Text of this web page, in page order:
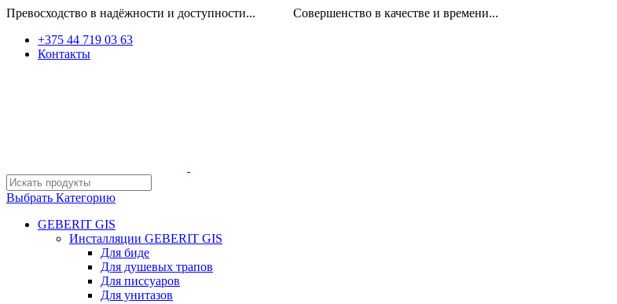
Превосходство в надёжности и доступности... Совершенство в качестве и времени...
+375 44 719 03 63
Контакты
Выбрать Категорию
GEBERIT GIS
Инсталляции GEBERIT GIS
Для биде
Для душевых трапов
Для писсуаров
Для унитазов